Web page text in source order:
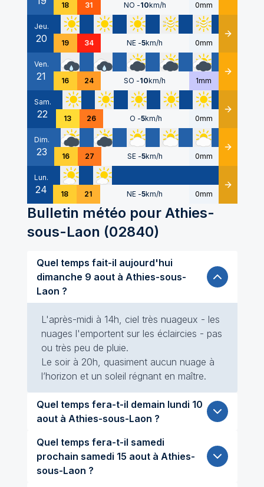
18 31 NO -10km/h 0mm
Jeu.
20 19 34 NE -5km/h 0mm Détails
Ven.
21 16 24 SO -10km/h 1mm Détails
Sam.
22 13 26 O -5km/h 0mm Détails
Dim.
23 16 27 SE -5km/h 0mm Détails
Lun.
24 18 21 NE -5km/h 0mm Détails
Bulletin météo pour Athies-
sous-Laon (02840)
Quel temps fait-il aujourd'hui
dimanche 9 aout à Athies-sous-
Laon ?
L'après-midi à 14h, ciel très nuageux - les
nuages l'emportent sur les éclaircies - pas
ou très peu de pluie.
Le soir à 20h, quasiment aucun nuage à
l’horizon et un soleil régnant en maître.
Quel temps fera-t-il demain lundi 10
aout à Athies-sous-Laon ?
Quel temps fera-t-il samedi
prochain samedi 15 aout à Athies-
sous-Laon ?